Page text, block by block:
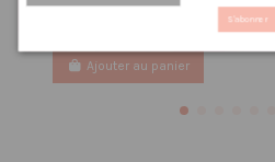
1.83 €
Ajouter au panier
S'abonner